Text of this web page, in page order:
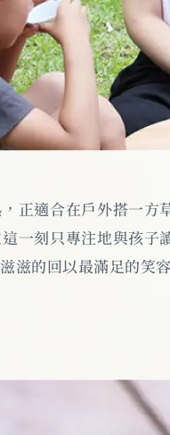
正適合在戶外搭一
一刻只專注地與孩
滋的回以最滿足的笑